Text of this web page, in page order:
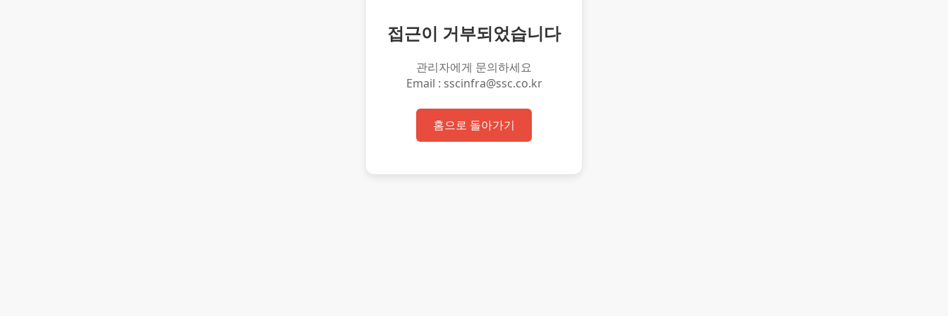
접근이 거부되었습니다
관리자에게 문의하세요
Email : sscinfra@ssc.co.kr
홈으로 돌아가기